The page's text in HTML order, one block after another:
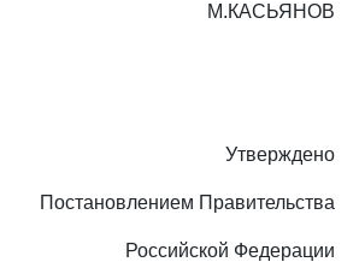
М.КАСЬЯНОВ
Утверждено
Постановлением Правительства
Российской Федерации